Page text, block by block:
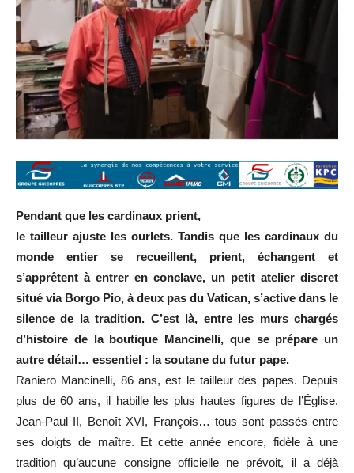
Pendant que les cardinaux prient,
le tailleur ajuste les ourlets. Tandis que les cardinaux du
monde entier se recueillent, prient, échangent et
s’apprêtent à entrer en conclave, un petit atelier discret
situé via Borgo Pio, à deux pas du Vatican, s’active dans le
silence de la tradition. C’est là, entre les murs chargés
d’histoire de la boutique Mancinelli, que se prépare un
autre détail… essentiel : la soutane du futur pape.
Raniero Mancinelli, 86 ans, est le tailleur des papes. Depuis
plus de 60 ans, il habille les plus hautes figures de l’Église.
Jean-Paul II, Benoît XVI, François… tous sont passés entre
ses doigts de maître. Et cette année encore, fidèle à une
tradition qu’aucune consigne officielle ne prévoit, il a déjà